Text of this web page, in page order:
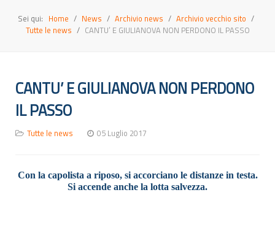
Sei qui: Home News Archivio news
Archivio vecchio sito
Tutte le news
CANTU’ E GIULIANOVA NON PERDONO IL PASSO
CANTU’ E GIULIANOVA NON PERDONO
IL PASSO
Tutte le news 05 Luglio 2017
Con la capolista a riposo, si accorciano le distanze in testa.
Si accende anche la lotta salvezza.